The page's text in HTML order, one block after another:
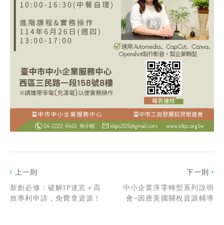
上一則
新創必修：破解IP迷宮＋高
效專利申請，免費拿資源！
下一則
中小企業淨零轉型系列說明
會~因應美國關稅資源輔導